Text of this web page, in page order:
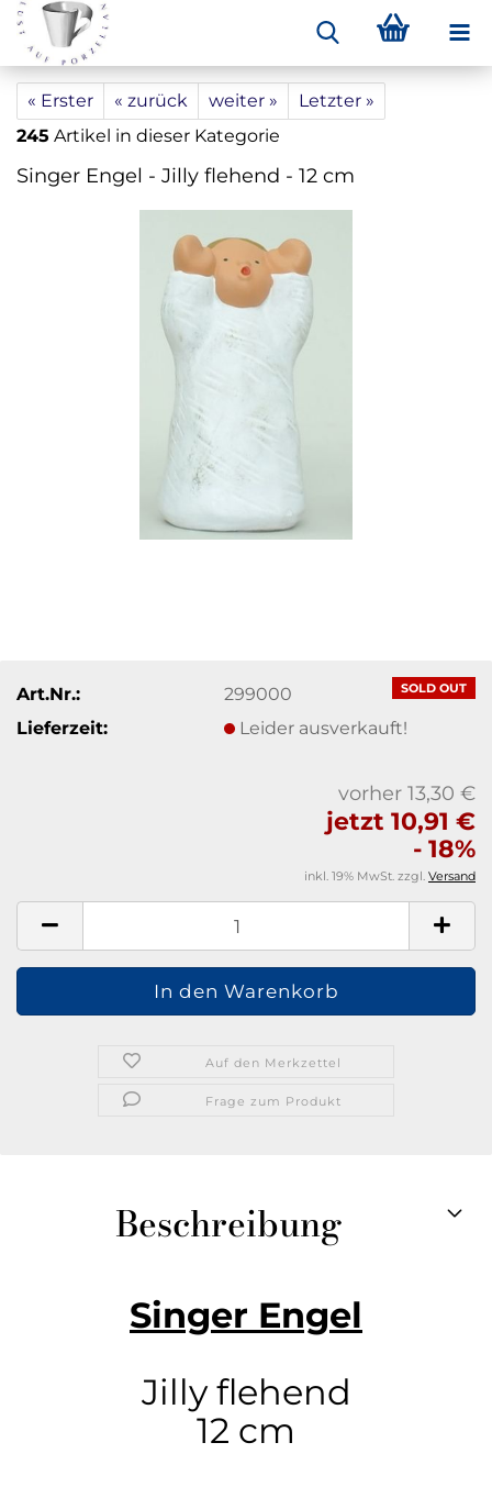
« Erster « zurück weiter »
Letzter »
245 Artikel in dieser Kategorie
Singer Engel - Jilly flehend - 12 cm
SOLD OUT
Art.Nr.:
299000
Lieferzeit:
Leider ausverkauft!
vorher 13,30 €
jetzt 10,91 €
- 18%
inkl. 19% MwSt. zzgl. Versand
Auf den Merkzettel
Frage zum Produkt
Beschreibung
Singer Engel
Jilly flehend
12 cm